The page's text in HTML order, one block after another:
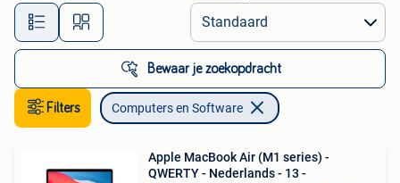
Alle afstanden…
Bewaar je zoekopdracht
Filters Computers en Software
Apple MacBook Air (M1 series) -
QWERTY - Nederlands - 13 -